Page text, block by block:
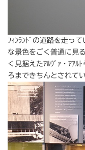
ﾌｨﾝﾗﾝﾄﾞの道路を走っ
な景色をごく普通に見
く見据えたｱﾙｳﾞｧ・ｱｱﾙ
ろまできちんとされて